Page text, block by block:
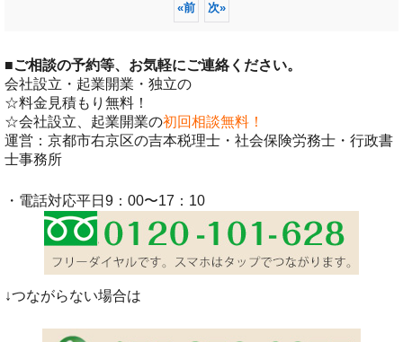
«前 次»
■ご相談の予約等、お気軽にご連絡ください。
会社設立・起業開業・独立の
☆料金見積もり無料！
☆会社設立、起業開業の初回相談無料！
運営：京都市右京区の吉本税理士・社会保険労務士・行政書
士事務所
・電話対応平日9：00〜17：10
↓つながらない場合は